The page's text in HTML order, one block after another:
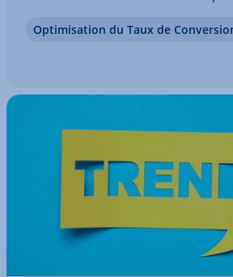
d’analyse per­met­tent
Op­ti­mi­sa­tion du Taux de